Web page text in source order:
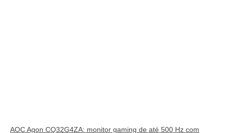
AOC Agon CQ32G4ZA: monitor gaming de até 500 Hz com